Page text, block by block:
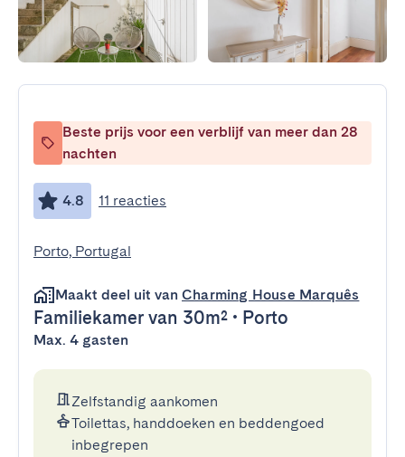
Beste prijs voor een verblijf van meer dan 28
nachten
4.8 11 reacties
Porto, Portugal
Maakt deel uit van Charming House Marquês
Familiekamer van 30m² • Porto
Max. 4 gasten
Zelfstandig aankomen
Toilettas, handdoeken en beddengoed
inbegrepen